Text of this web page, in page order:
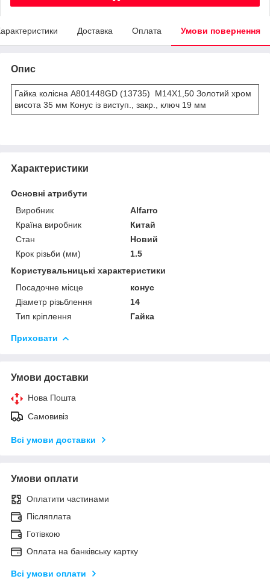
Доставка Оплата Умови повернення
Опис
Гайка колісна A801448GD (13735) M14X1,50 Золотий хром
висота 35 мм Конус із виступ., закр., ключ 19 мм
Характеристики
Основні атрибути
Виробник
Alfarro
Країна виробник
Китай
Стан
Новий
Крок різьби (мм)
1.5
Користувальницькі характеристики
Посадочне місце
конус
Діаметр різьблення
14
Тип кріплення
Гайка
Приховати
Умови доставки
Нова Пошта
Самовивіз
Всі умови доставки
Умови оплати
Оплатити частинами
Післяплата
Готівкою
Оплата на банківську картку
Всі умови оплати